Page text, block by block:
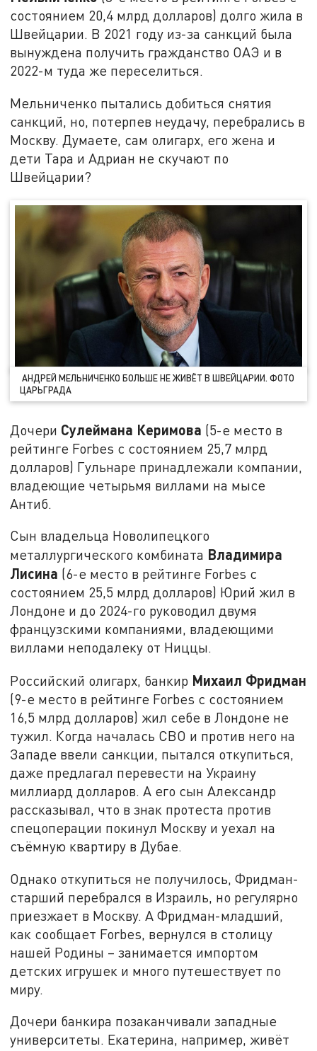
состоянием 20,4 млрд долларов) долго жила в
Швейцарии. В 2021 году из-за санкций была
вынуждена получить гражданство ОАЭ и в
2022-м туда же переселиться.
Мельниченко пытались добиться снятия
санкций, но, потерпев неудачу, перебрались в
Москву. Думаете, сам олигарх, его жена и
дети Тара и Адриан не скучают по
Швейцарии?
АНДРЕЙ МЕЛЬНИЧЕНКО БОЛЬШЕ НЕ ЖИВЁТ В ШВЕЙЦАРИИ. ФОТО
ЦАРЬГРАДА
Дочери Сулеймана Керимова (5-е место в
рейтинге Forbes с состоянием 25,7 млрд
долларов) Гульнаре принадлежали компании,
владеющие четырьмя виллами на мысе
Антиб.
Сын владельца Новолипецкого
металлургического комбината Владимира
Лисина (6-е место в рейтинге Forbes с
состоянием 25,5 млрд долларов) Юрий жил в
Лондоне и до 2024-го руководил двумя
французскими компаниями, владеющими
виллами неподалеку от Ниццы.
Российский олигарх, банкир Михаил Фридман
(9-е место в рейтинге Forbes с состоянием
16,5 млрд долларов) жил себе в Лондоне не
тужил. Когда началась СВО и против него на
Западе ввели санкции, пытался откупиться,
даже предлагал перевести на Украину
миллиард долларов. А его сын Александр
рассказывал, что в знак протеста против
спецоперации покинул Москву и уехал на
съёмную квартиру в Дубае.
Однако откупиться не получилось, Фридман-
старший перебрался в Израиль, но регулярно
приезжает в Москву. А Фридман-младший,
как сообщает Forbes, вернулся в столицу
нашей Родины – занимается импортом
детских игрушек и много путешествует по
миру.
Дочери банкира позаканчивали западные
университеты. Екатерина, например, живёт